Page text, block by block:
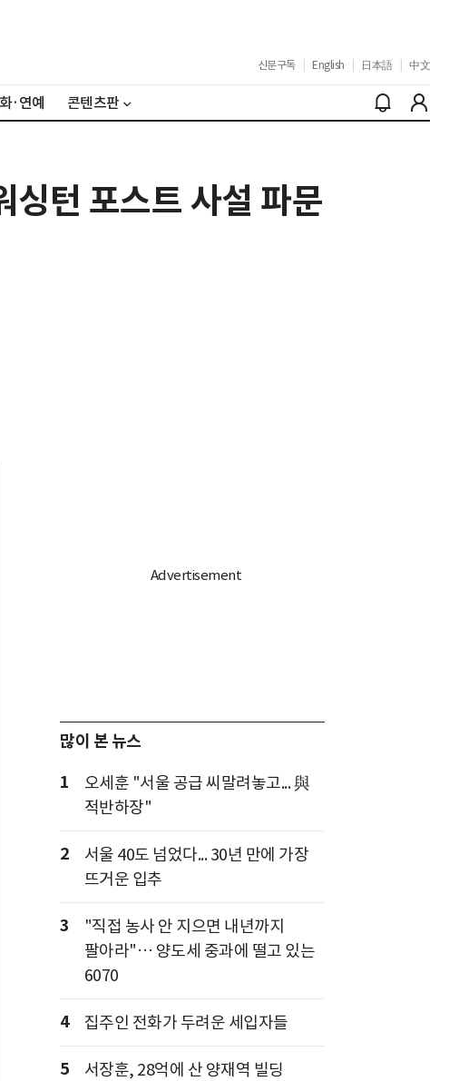
신문구독 English 日本語 中文
·연예 콘텐츠판
싱턴 포스트 사설 파문
많이 본 뉴스
1
오세훈 "서울 공급 씨말려놓고... 與
적반하장"
2
서울 40도 넘었다... 30년 만에 가장
뜨거운 입추
3
"직접 농사 안 지으면 내년까지
팔아라"… 양도세 중과에 떨고 있는
6070
4 집주인 전화가 두려운 세입자들
5
서장훈, 28억에 산 양재역 빌딩